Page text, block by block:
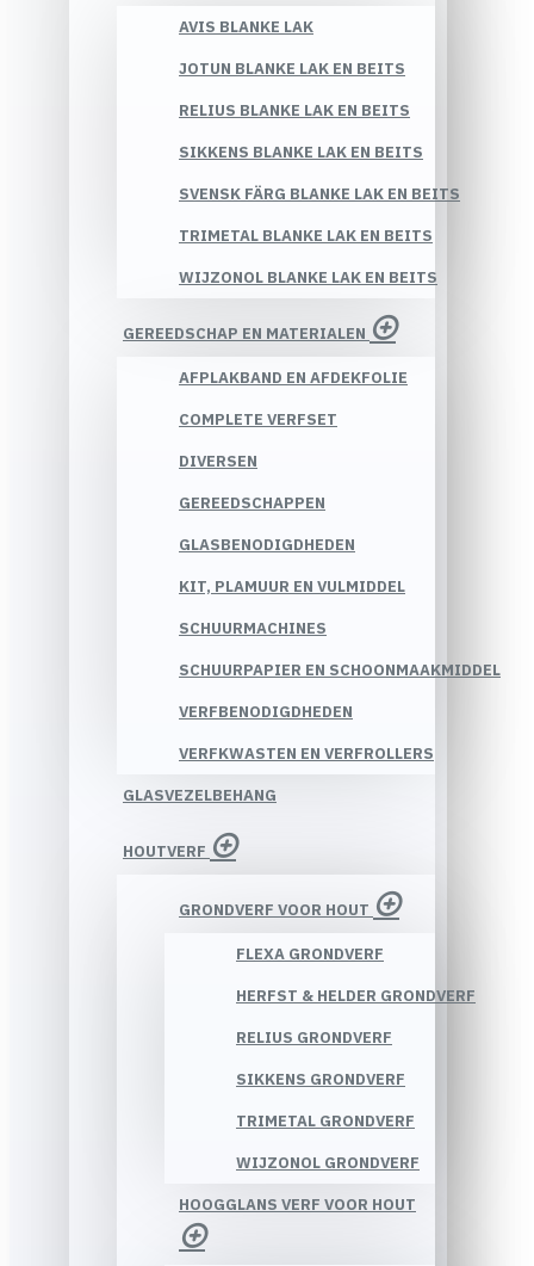
AVIS BLANKE LAK
JOTUN BLANKE LAK EN BEITS
RELIUS BLANKE LAK EN BEITS
SIKKENS BLANKE LAK EN BEITS
SVENSK FÄRG BLANKE LAK EN BEITS
TRIMETAL BLANKE LAK EN BEITS
WIJZONOL BLANKE LAK EN BEITS
GEREEDSCHAP EN MATERIALEN
AFPLAKBAND EN AFDEKFOLIE
COMPLETE VERFSET
DIVERSEN
GEREEDSCHAPPEN
GLASBENODIGDHEDEN
KIT, PLAMUUR EN VULMIDDEL
SCHUURMACHINES
SCHUURPAPIER EN SCHOONMAAKMIDDEL
VERFBENODIGDHEDEN
VERFKWASTEN EN VERFROLLERS
GLASVEZELBEHANG
HOUTVERF
GRONDVERF VOOR HOUT
FLEXA GRONDVERF
HERFST & HELDER GRONDVERF
RELIUS GRONDVERF
SIKKENS GRONDVERF
TRIMETAL GRONDVERF
WIJZONOL GRONDVERF
HOOGGLANS VERF VOOR HOUT